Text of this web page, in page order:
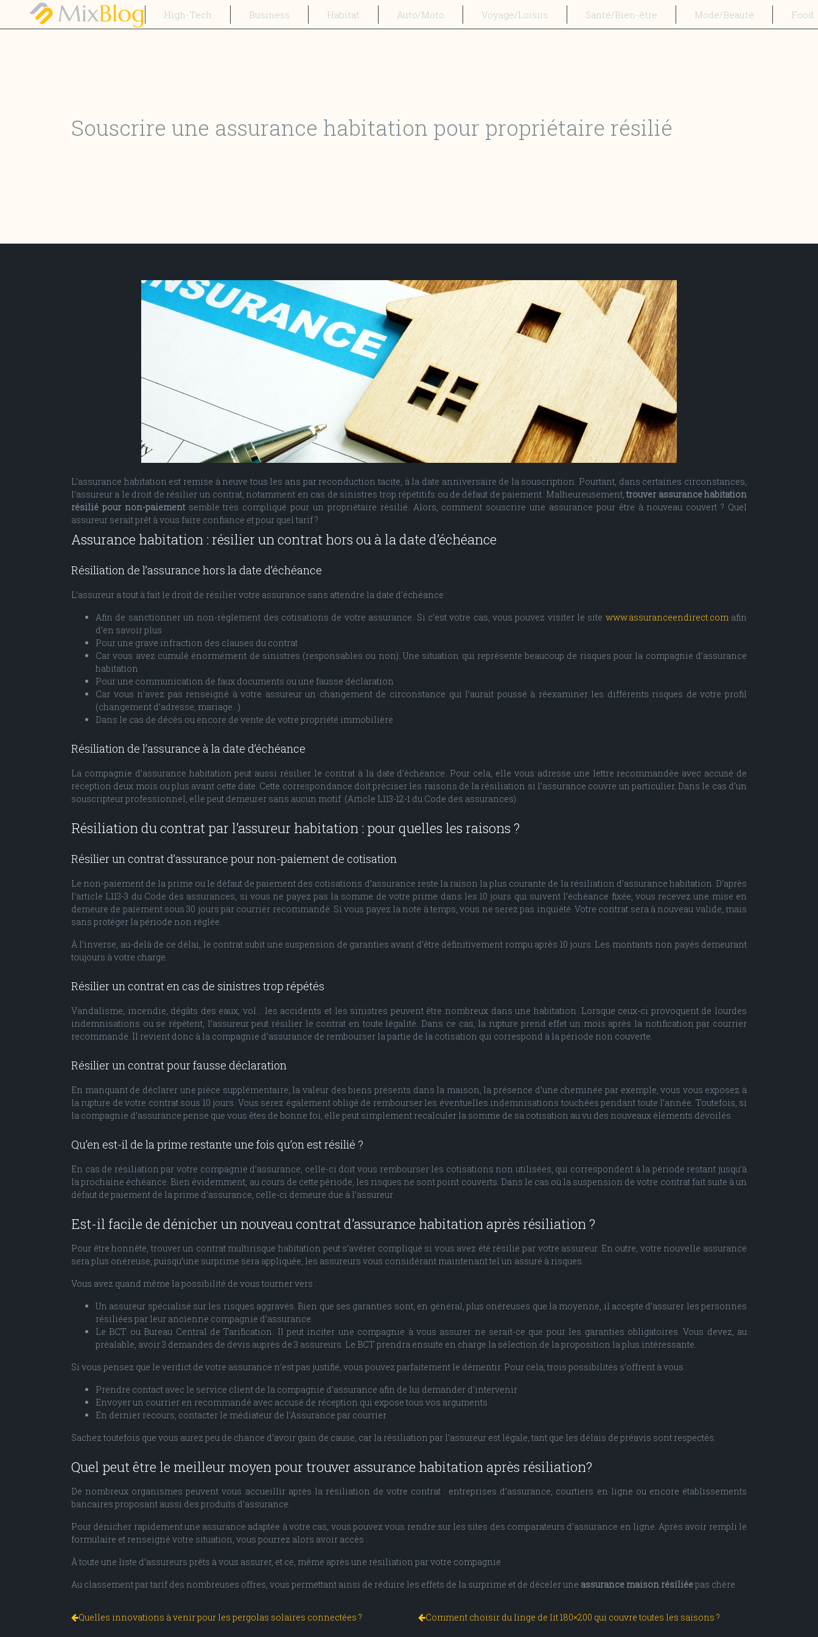
High-Tech Business Habitat Auto/Moto Voyage/Loisirs Santé/Bien-être Mode/Beauté Food
Souscrire une assurance habitation pour propriétaire résilié
L’assurance habitation est remise à neuve tous les ans par reconduction tacite, à la date anniversaire de la souscription. Pourtant, dans certaines circonstances,
l’assureur a le droit de résilier un contrat, notamment en cas de sinistres trop répétitifs ou de défaut de paiement. Malheureusement,trouver assurance habitation
résilié pour non-paiementsemble très compliqué pour un propriétaire résilié. Alors, comment souscrire une assurance pour être à nouveau couvert ? Quel
assureur serait prêt à vous faire confiance et pour quel tarif ?
Assurance habitation : résilier un contrat hors ou à la date d’échéance
Résiliation de l’assurance hors la date d’échéance
L’assureur a tout à fait le droit de résilier votre assurance sans attendre la date d’échéance :
Afin de sanctionner un non-règlement des cotisations de votre assurance. Si c’est votre cas, vous pouvez visiter le site www.assuranceendirect.comafin
d’en savoir plus
Pour une grave infraction des clauses du contrat
Car vous avez cumulé énormément de sinistres (responsables ou non). Une situation qui représente beaucoup de risques pour la compagnie d’assurance
habitation
Pour une communication de faux documents ou une fausse déclaration
Car vous n’avez pas renseigné à votre assureur un changement de circonstance qui l’aurait poussé à réexaminer les différents risques de votre profil
(changement d’adresse, mariage…)
Dans le cas de décès ou encore de vente de votre propriété immobilière
Résiliation de l’assurance à la date d’échéance
La compagnie d’assurance habitation peut aussi résilier le contrat à la date d’échéance. Pour cela, elle vous adresse une lettre recommandée avec accusé de
réception deux mois ou plus avant cette date. Cette correspondance doit préciser les raisons de la résiliation si l’assurance couvre un particulier. Dans le cas d’un
souscripteur professionnel, elle peut demeurer sans aucun motif. (Article L113-12-1 du Code des assurances).
Résiliation du contrat par l’assureur habitation : pour quelles les raisons ?
Résilier un contrat d’assurance pour non-paiement de cotisation
Le non-paiement de la prime ou le défaut de paiement des cotisations d’assurance reste la raison la plus courante de la résiliation d’assurance habitation. D’après
l’article L113-3 du Code des assurances, si vous ne payez pas la somme de votre prime dans les 10 jours qui suivent l’échéance fixée, vous recevez une mise en
demeure de paiement sous 30 jours par courrier recommandé. Si vous payez la note à temps, vous ne serez pas inquiété. Votre contrat sera à nouveau valide, mais
sans protéger la période non réglée.
À l’inverse, au-delà de ce délai, le contrat subit une suspension de garanties avant d’être définitivement rompu après 10 jours. Les montants non payés demeurant
toujours à votre charge.
Résilier un contrat en cas de sinistres trop répétés
Vandalisme, incendie, dégâts des eaux, vol… les accidents et les sinistres peuvent être nombreux dans une habitation. Lorsque ceux-ci provoquent de lourdes
indemnisations ou se répètent, l’assureur peut résilier le contrat en toute légalité. Dans ce cas, la rupture prend effet un mois après la notification par courrier
recommandé. Il revient donc à la compagnie d’assurance de rembourser la partie de la cotisation qui correspond à la période non couverte.
Résilier un contrat pour fausse déclaration
En manquant de déclarer une pièce supplémentaire, la valeur des biens présents dans la maison, la présence d’une cheminée par exemple, vous vous exposez à
la rupture de votre contrat sous 10 jours. Vous serez également obligé de rembourser les éventuelles indemnisations touchées pendant toute l’année. Toutefois, si
la compagnie d’assurance pense que vous êtes de bonne foi, elle peut simplement recalculer la somme de sa cotisation au vu des nouveaux éléments dévoilés.
Qu’en est-il de la prime restante une fois qu’on est résilié ?
En cas de résiliation par votre compagnie d’assurance, celle-ci doit vous rembourser les cotisations non utilisées, qui correspondent à la période restant jusqu’à
la prochaine échéance. Bien évidemment, au cours de cette période, les risques ne sont point couverts. Dans le cas où la suspension de votre contrat fait suite à un
défaut de paiement de la prime d’assurance, celle-ci demeure due à l’assureur.
Est-il facile de dénicher un nouveau contrat d’assurance habitation après résiliation ?
Pour être honnête, trouver un contrat multirisque habitation peut s’avérer compliqué si vous avez été résilié par votre assureur. En outre, votre nouvelle assurance
sera plus onéreuse, puisqu’une surprime sera appliquée, les assureurs vous considérant maintenant tel un assuré à risques.
Vous avez quand même la possibilité de vous tourner vers :
Un assureur spécialisé sur les risques aggravés. Bien que ses garanties sont, en général, plus onéreuses que la moyenne, il accepte d’assurer les personnes
résiliées par leur ancienne compagnie d’assurance.
Le BCT ou Bureau Central de Tarification. Il peut inciter une compagnie à vous assurer ne serait-ce que pour les garanties obligatoires. Vous devez, au
préalable, avoir 3 demandes de devis auprès de 3 assureurs. Le BCT prendra ensuite en charge la sélection de la proposition la plus intéressante.
Si vous pensez que le verdict de votre assurance n’est pas justifié, vous pouvez parfaitement le démentir. Pour cela, trois possibilités s’offrent à vous :
Prendre contact avec le service client de la compagnie d’assurance afin de lui demander d’intervenir
Envoyer un courrier en recommandé avec accusé de réception qui expose tous vos arguments
En dernier recours, contacter le médiateur de l’Assurance par courrier
Sachez toutefois que vous aurez peu de chance d’avoir gain de cause, car la résiliation par l’assureur est légale, tant que les délais de préavis sont respectés.
Quel peut être le meilleur moyen pour trouver assurance habitation après résiliation?
De nombreux organismes peuvent vous accueillir après la résiliation de votre contrat : entreprises d’assurance, courtiers en ligne ou encore établissements
bancaires proposant aussi des produits d’assurance.
Pour dénicher rapidement une assurance adaptée à votre cas, vous pouvez vous rendre sur les sites des comparateurs d’assurance en ligne. Après avoir rempli le
formulaire et renseigné votre situation, vous pourrez alors avoir accès :
À toute une liste d’assureurs prêts à vous assurer, et ce, même après une résiliation par votre compagnie
Au classement par tarif des nombreuses offres, vous permettant ainsi de réduire les effets de la surprime et de déceler une assurance maison résiliéepas chère.
Quelles innovations à venir pour les pergolas solaires connectées ? Comment choisir du linge de lit 180×200 qui couvre toutes les saisons ?